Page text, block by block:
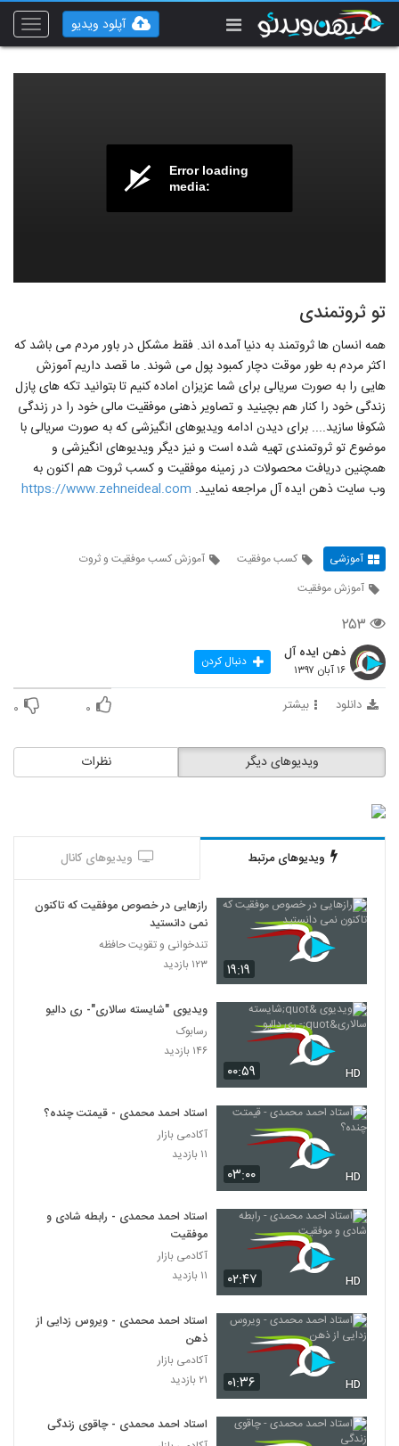
Toggle
آپلود ویدیو
Error loading
media:
تو ثروتمندی
همه انسان ها ثروتمند به دنیا آمده اند. فقط مشکل در باور مردم می باشد که
اکثر مردم به طور موقت دچار کمبود پول می شوند. ما قصد داریم آموزش
هایی را به صورت سریالی برای شما عزیزان اماده کنیم تا بتوانید تکه های پازل
زندگی خود را کنار هم بچینید و تصاویر ذهنی موفقیت مالی خود را در زندگی
شکوفا سازید.... برای دیدن ادامه ویدیوهای انگیزشی که به صورت سریالی با
موضوع تو ثروتمندی تهیه شده است و نیز دیگر ویدیوهای انگیزشی و
همچنین دریافت محصولات در زمینه موفقیت و کسب ثروت هم اکنون به
وب سایت ذهن ایده آل مراجعه نمایید. https://www.zehneideal.com
آموزشی کسب موفقیت
آموزش کسب موفقیت و ثروت
آموزش موفقیت
۲۵۳
ذهن ایده آل
۱۶ آبان ۱۳۹۷ دنبال کردن
دانلود بیشتر ۰ ۰
نظرات ویدیوهای دیگر
ویدیوهای مرتبط ویدیوهای کانال
۱۹:۱۹
رازهایی در خصوص موفقیت که تاکنون
نمی دانستید
تندخوانی و تقویت حافظه
۱۲۳ بازدید
۰۰:۵۹ HD
ویدیوی "شایسته سالاری"- ری دالیو
رسابوک
۱۴۶ بازدید
۰۳:۰۰ HD
استاد احمد محمدی - قیمتت چنده؟
آکادمی بازار
۱۱ بازدید
۰۲:۴۷ HD
استاد احمد محمدی - رابطه شادی و
موفقیت
آکادمی بازار
۱۱ بازدید
۰۱:۳۶ HD
استاد احمد محمدی - ویروس زدایی از
ذهن
آکادمی بازار
۲۱ بازدید
استاد احمد محمدی - چاقوی زندگی